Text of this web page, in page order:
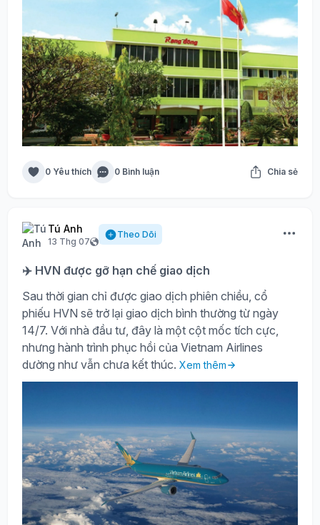
0 Yêu thích 0 Bình luận Chia sẻ
Tú Anh
13 Thg 07
Theo Dõi
✈️ HVN được gỡ hạn chế giao dịch
Sau thời gian chỉ được giao dịch phiên chiều, cổ
phiếu HVN sẽ trở lại giao dịch bình thường từ ngày
14/7. Với nhà đầu tư, đây là một cột mốc tích cực,
nhưng hành trình phục hồi của Vietnam Airlines
dường như vẫn chưa kết thúc. Xem thêm